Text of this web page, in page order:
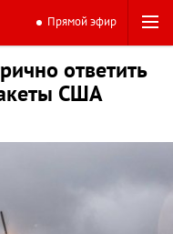
Прямой эфир
ответить
США